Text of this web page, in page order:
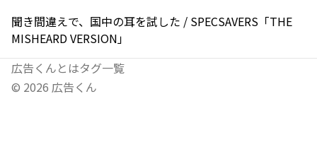
聞き間違えで、国中の耳を試した / SPECSAVERS「THE
MISHEARD VERSION」
広告くんとはタグ一覧
© 2026 広告くん